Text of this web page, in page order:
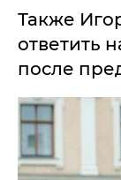
Также
ответить
после